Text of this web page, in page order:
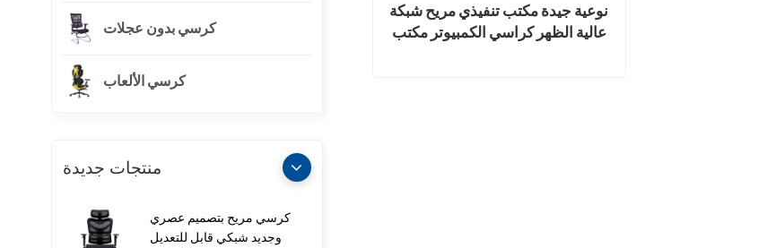
نوعية جيدة مكتب تنفيذي مريح شبكة
عالية الظهر كراسي الكمبيوتر مكتب
كرسي بدون عجلات
كرسي الألعاب
منتجات جديدة
كرسي مريح بتصميم عصري
وجديد شبكي قابل للتعديل